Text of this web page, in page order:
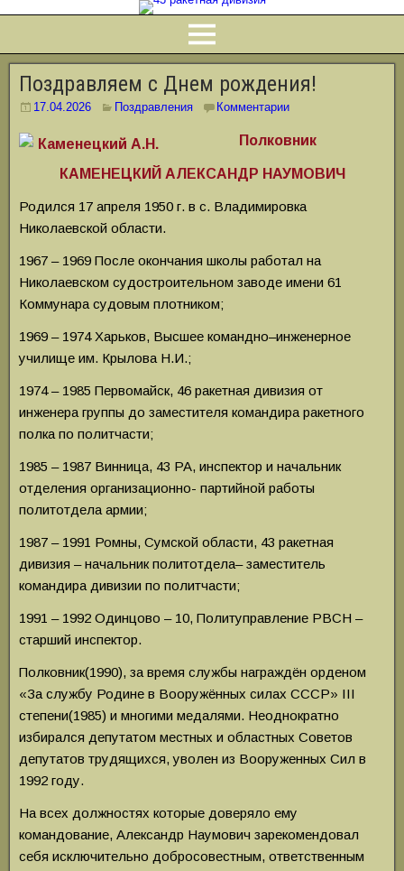
Поздравляем с Днем рождения!
17.04.2026 Поздравления Комментарии
Полковник
КАМЕНЕЦКИЙ АЛЕКСАНДР НАУМОВИЧ
Родился 17 апреля 1950 г. в с. Владимировка
Николаевской области.
1967 – 1969 После окончания школы работал на
Николаевском судостроительном заводе имени 61
Коммунара судовым плотником;
1969 – 1974 Харьков, Высшее командно–инженерное
училище им. Крылова Н.И.;
1974 – 1985 Первомайск, 46 ракетная дивизия от
инженера группы до заместителя командира ракетного
полка по политчасти;
1985 – 1987 Винница, 43 РА, инспектор и начальник
отделения организационно- партийной работы
политотдела армии;
1987 – 1991 Ромны, Сумской области, 43 ракетная
дивизия – начальник политотдела– заместитель
командира дивизии по политчасти;
1991 – 1992 Одинцово – 10, Политуправление РВСН –
старший инспектор.
Полковник(1990), за время службы награждён орденом
«За службу Родине в Вооружённых силах СССР» III
степени(1985) и многими медалями. Неоднократно
избирался депутатом местных и областных Советов
депутатов трудящихся, уволен из Вооруженных Сил в
1992 году.
На всех должностях которые доверяло ему
командование, Александр Наумович зарекомендовал
себя исключительно добросовестным, ответственным